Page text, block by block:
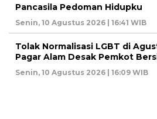
Pancasila Pedoman Hidupku
Senin, 10 Agustus 2026 | 16:41 WIB
Tolak Normalisasi LGBT di
Pagar Alam Desak Pemkot
Senin, 10 Agustus 2026 | 16:09 WIB